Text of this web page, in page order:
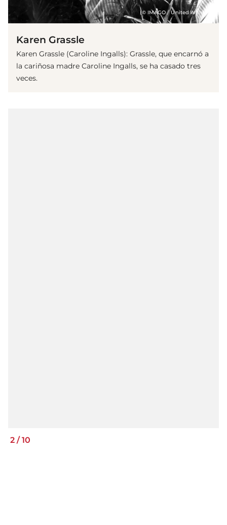
(© IMAGO / United Archives)
Karen Grassle
Karen Grassle (Caroline Ingalls): Grassle, que encarnó a
la cariñosa madre Caroline Ingalls, se ha casado tres
veces.
2 /10